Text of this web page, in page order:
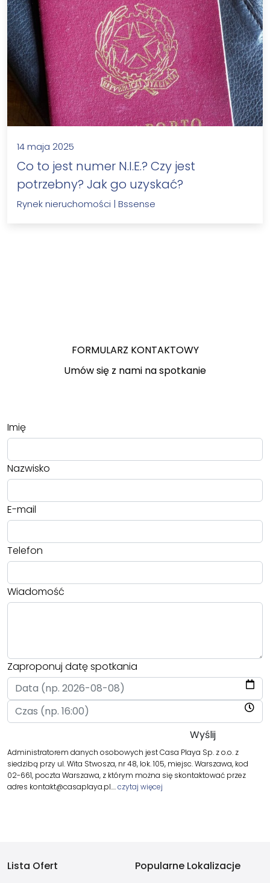
14 maja 2025
Co to jest numer N.I.E.? Czy jest
potrzebny? Jak go uzyskać?
Rynek nieruchomości | Bssense
FORMULARZ KONTAKTOWY
Umów się z nami na spotkanie
Imię
Nazwisko
E-mail
Telefon
Wiadomość
Zaproponuj datę spotkania
Administratorem danych osobowych jest Casa Playa Sp. z o.o. z
siedzibą przy ul. Wita Stwosza, nr 48, lok. 105, miejsc. Warszawa, kod
02-661, poczta Warszawa, z którym można się skontaktować przez
adres kontakt@casaplaya.pl.…czytaj więcej
Lista Ofert
Popularne Lokalizacje